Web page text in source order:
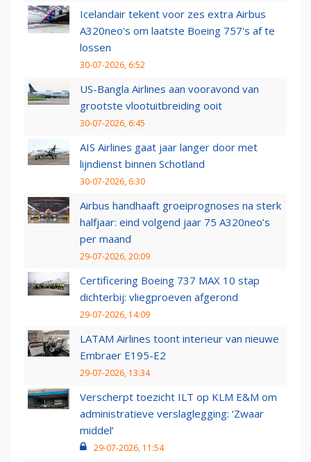
Icelandair tekent voor zes extra Airbus
A320neo's om laatste Boeing 757's af te
lossen
30-07-2026, 6:52
US-Bangla Airlines aan vooravond van
grootste vlootuitbreiding ooit
30-07-2026, 6:45
AIS Airlines gaat jaar langer door met
lijndienst binnen Schotland
30-07-2026, 6:30
Airbus handhaaft groeiprognoses na sterk
halfjaar: eind volgend jaar 75 A320neo’s
per maand
29-07-2026, 20:09
Certificering Boeing 737 MAX 10 stap
dichterbij: vliegproeven afgerond
29-07-2026, 14:09
LATAM Airlines toont interieur van nieuwe
Embraer E195-E2
29-07-2026, 13:34
Verscherpt toezicht ILT op KLM E&M om
administratieve verslaglegging: ‘Zwaar
middel’
29-07-2026, 11:54